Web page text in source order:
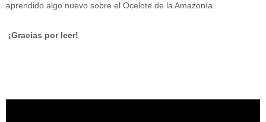
aprendido algo nuevo sobre el Ocelote de la Amazonía.
¡Gracias por leer!